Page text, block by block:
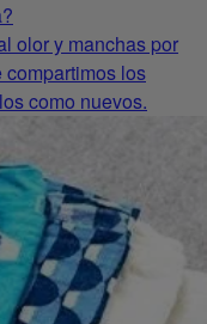
olor y manchas por
compartimos los
como nuevos.